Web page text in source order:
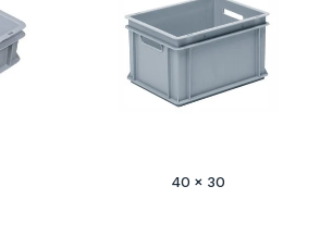
40 x 30